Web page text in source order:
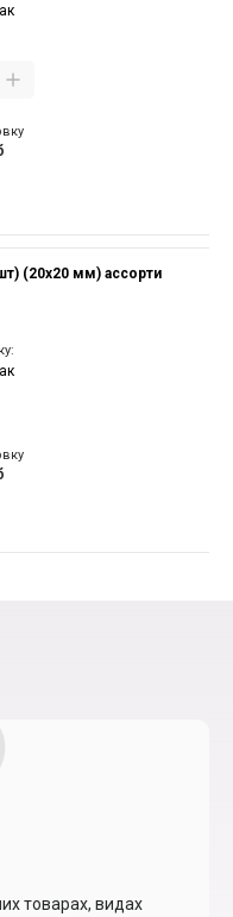
(20х20 мм) ассорти
товарах, видах